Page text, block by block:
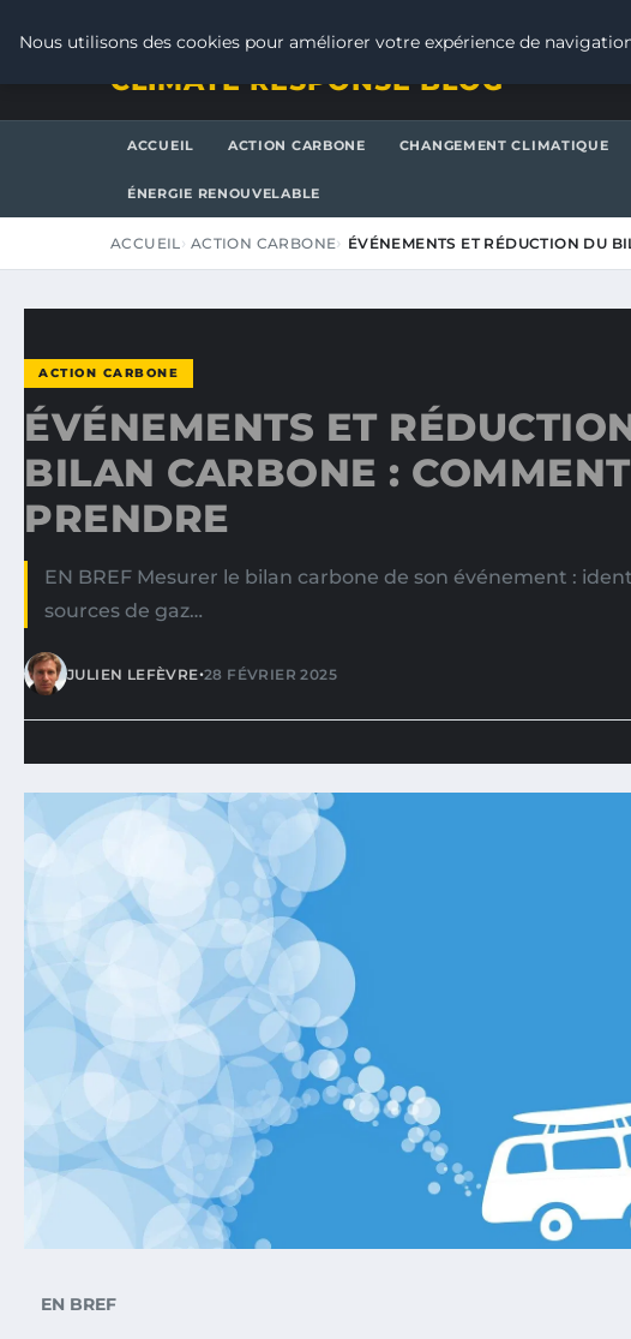
CLIMATE RESPONSE BLOG
ACCUEIL ACTION CARBONE CHANGEMENT CLIMATIQUE
ÉNERGIE RENOUVELABLE
ACCUEIL ACTION CARBONE ÉVÉNEMENTS ET RÉDUCTION DU
ACTION CARBONE
ÉVÉNEMENTS ET
BILAN CARBONE : COMMENT
PRENDRE
EN BREF Mesurer le bilan carbone de son événement :
sources de gaz…
JULIEN LEFÈVRE•28 FÉVRIER 2025
EN BREF
Nous utilisons des cookies pour améliorer votre expérience de